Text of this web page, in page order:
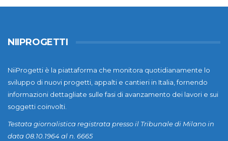
NIIPROGETTI
NiiProgetti è la piattaforma che monitora quotidianamente lo
sviluppo di nuovi progetti, appalti e cantieri in Italia, fornendo
informazioni dettagliate sulle fasi di avanzamento dei lavori e sui
soggetti coinvolti.
Testata giornalistica registrata presso il Tribunale di Milano in
data 08.10.1964 al n. 6665